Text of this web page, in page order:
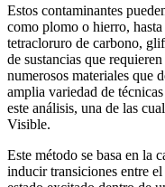
Estos contaminantes
como plomo o hierro,
tetracloruro de carbono,
de sustancias que
numerosos materiales que
amplia variedad de
este análisis, una de las
Visible.
Este método se basa en la
inducir transiciones entre